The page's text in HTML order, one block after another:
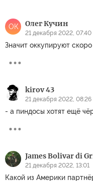
ОК Олег Кучин
21 декабря 2022, 07:40
Значит оккупируют
kirov 43
21 декабря 2022, 08:26
- а пиндосы хотят ещё
James Bolivar di
21 декабря 2022, 13:01
Какой из Америки